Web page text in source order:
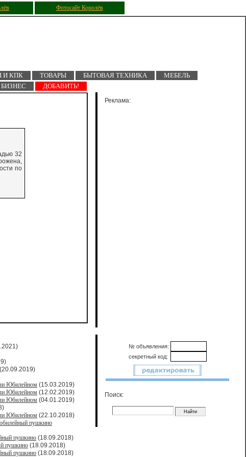
Фотосайт Королёв
И КПК ТОВАРЫ БЫТОВАЯ ТЕХНИКА
МЕБЕЛЬ
БИЗНЕС ДОБАВИТЬ!
32
по
(20.09.2019)
Юбилейном (15.03.2019)
Юбилейном (12.02.2019)
Юбилейном (04.01.2019)
Юбилейном (22.10.2018)
пушкино
пушкино (18.09.2018)
пушкино (18.09.2018)
пушкино (18.09.2018)
Реклама:
№ объявления:
секретный код:
Поиск: